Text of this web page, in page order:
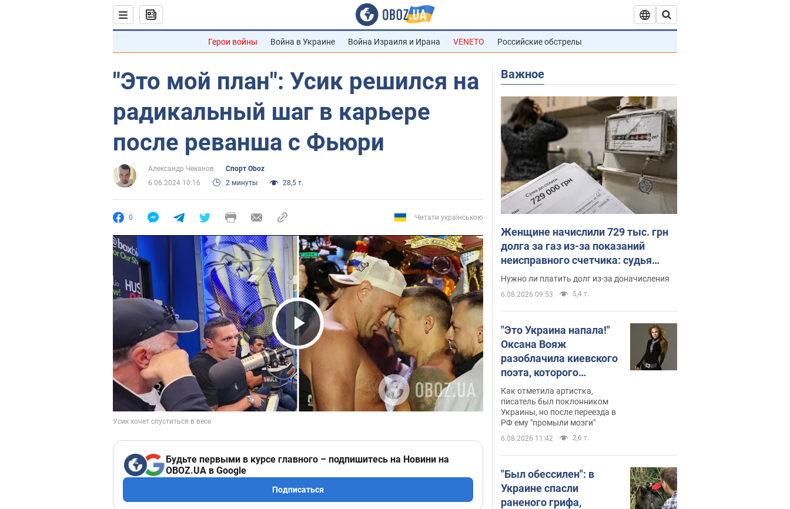
Герои войны Война в Украине Война Израиля и Ирана VENETO Российские обстрелы
"Это мой план": Усик решился на
радикальный шаг в карьере
после реванша с Фьюри
Александр Чеканов
Спорт Oboz
6.06.2024 10:16
2 минуты 28,5 т.
0 Читати українською
Play Video
Будьте первыми в курсе главного – подпишитесь на Новини на
OBOZ.UA в Google
Подписаться
Важное
Женщине начислили 729 тыс. грн
долга за газ из-за показаний
неисправного счетчика: судья
вынес неожиданное решение
Нужно ли платить долг из-за доначисления
6.08.2026 09:53 5,4 т.
"Это Украина напала!"
Оксана Вояж
разоблачила киевского
поэта, которого
"зазомбировали": он
даже русского не знал,
а теперь хочет
геноцида украинцев
Как отметила артистка,
писатель был поклонником
Украины, но после переезда в
РФ ему "промыли мозги"
6.08.2026 11:42 2,6 т.
"Был обессилен": в
Украине спасли
раненого грифа,